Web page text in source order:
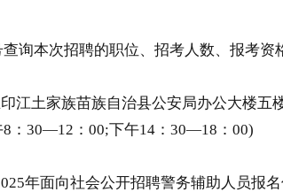
本次招聘的职位、招考人数、报考资
土家族苗族自治县公安局办公大楼五楼
：30—12：00;下午14：30—18：00)
面向社会公开招聘警务辅助人员报名